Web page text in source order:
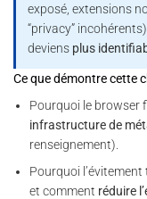
exposé, extensions
“privacy”
deviens plus
Ce que démontre cette
Pourquoi le browser
infrastructure de
renseignement).
Pourquoi
et comment réduire